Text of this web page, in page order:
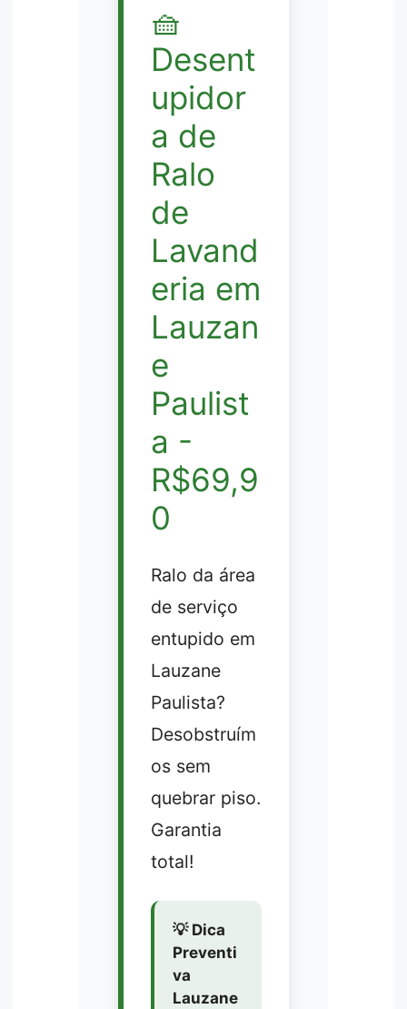
🧺
Desent
upidor
a de
Ralo
de
Lavand
eria em
Lauzan
e
Paulist
a -
R$69,9
0
Ralo da área
de serviço
entupido em
Lauzane
Paulista?
Desobstruím
os sem
quebrar piso.
Garantia
total!
💡 Dica
Preventi
va
Lauzane